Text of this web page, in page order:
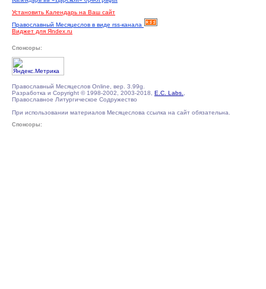
Установить Календарь на Ваш сайт
Православный Месяцеслов в виде rss-канала
Виджет для Яndex.ru
Спонсоры:
Православный Месяцеслов Online, вер. 3.99g.
Разработка и Copyright © 1998-2002, 2003-2018, E.C. Labs.
Православное Литургическое Содружество
При использовании материалов Месяцеслова ссылка на сайт обязательна.
Спонсоры: